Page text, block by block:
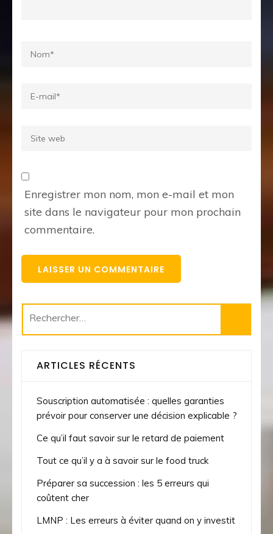
Name*
Email*
Site
Enregistrer mon nom, mon e-mail et mon
site dans le navigateur pour mon prochain
commentaire.
Rechercher :
ARTICLES RÉCENTS
Souscription automatisée : quelles garanties
prévoir pour conserver une décision explicable ?
Ce qu’il faut savoir sur le retard de paiement
Tout ce qu’il y a à savoir sur le food truck
Préparer sa succession : les 5 erreurs qui
coûtent cher
LMNP : Les erreurs à éviter quand on y investit